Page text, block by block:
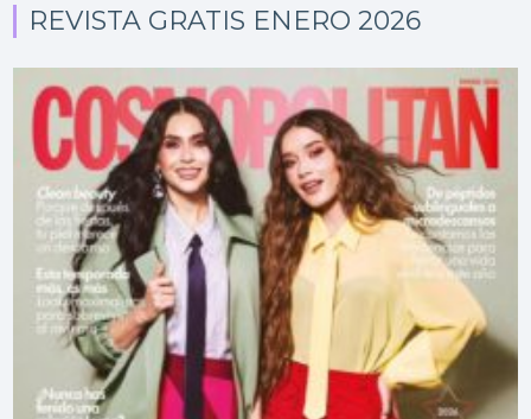
REVISTA GRATIS ENERO 2026